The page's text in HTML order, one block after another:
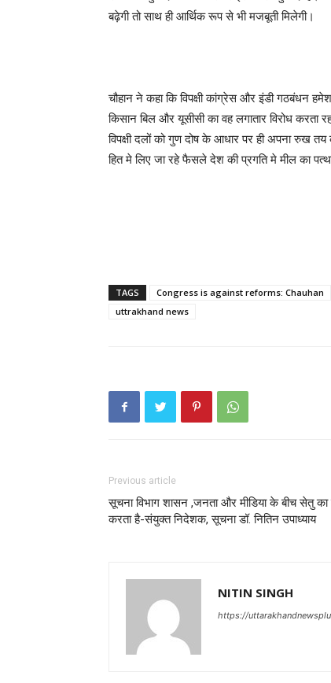
बढ़ेगी तो साथ ही आर्थिक रूप से भी मजबूती मिलेगी।
चौहान ने कहा कि विपक्षी कांग्रेस और इंडी गठबंधन
किसान बिल और यूसीसी का वह लगातार विरोध करता
विपक्षी दलों को गुण दोष के आधार पर ही अपना रुख
हित मे लिए जा रहे फैसले देश की प्रगति मे मील का
TAGS Congress is against reforms: Chauhan
uttrakhand news
Previous article
सूचना विभाग शासन ,जनता और मीडिया के बीच सेतु का
करता है-संयुक्त निदेशक, सूचना डॉ. नितिन उपाध्याय
NITIN SINGH
https://